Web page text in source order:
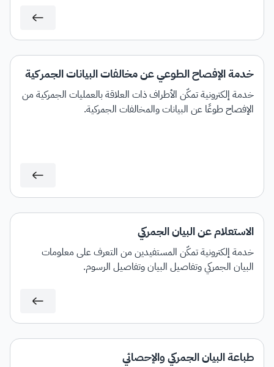
خدمة الإفصاح الطوعي عن مخالفات البيانات الجمركية
خدمة إلكترونية تمكّن الأطراف ذات العلاقة بالعمليات الجمركية من
الإفصاح طوعًا عن البيانات والمخالفات الجمركية.
الاستعلام عن البيان الجمركي
خدمة إلكترونية تمكّن المستفيدين من التعرف على معلومات
البيان الجمركي وتفاصيل البيان وتفاصيل الرسوم.
طباعة البيان الجمركي والإحصائي